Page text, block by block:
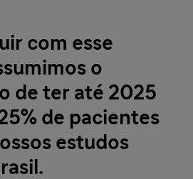
com esse
o
de ter até 2025
de pacientes
estudos